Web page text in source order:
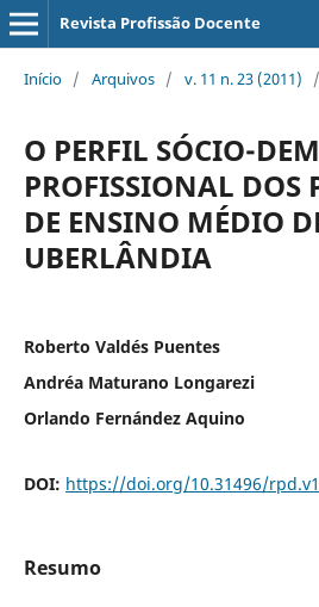
Revista Profissão Docente
Início / Arquivos / v. 11 n. 23 (2011) /
O PERFIL SÓCIO-
PROFISSIONAL DOS
DE ENSINO MÉDIO
UBERLÂNDIA
Roberto Valdés Puentes
Andréa Maturano Longarezi
Orlando Fernández Aquino
DOI: https://doi.org/10.31496/
Resumo